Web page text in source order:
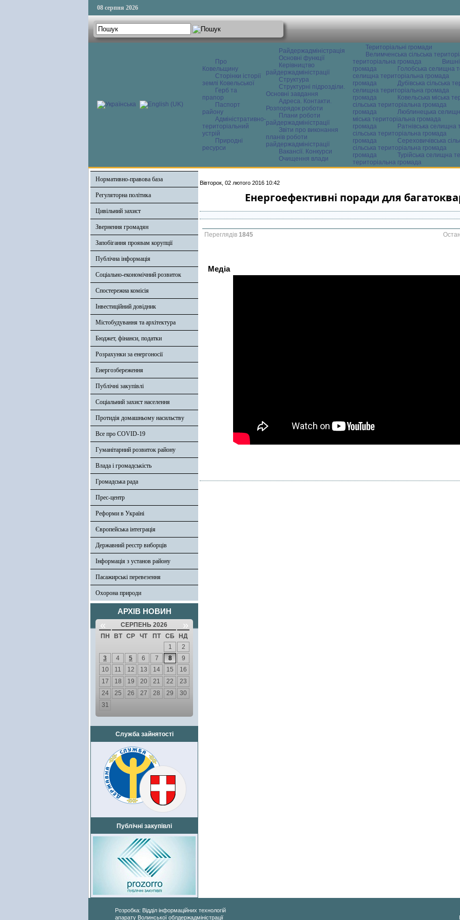
08 серпня 2026
Про
Ковельщину
Сторінки історії
землі Ковельської
Герб та
прапор
Паспорт
району
Адміністративно-
територіальний
устрій
Природні
ресурси
Райдержадміністрація
Основні функції
Керівництво
райдержадміністрації
Структура
Структурні підрозділи.
Основні завдання
Адреса. Контакти.
Розпорядок роботи
Плани роботи
райдержадміністрації
Звіти про виконання
планів роботи
райдержадміністрації
Вакансії. Конкурси
Очищення влади
Територіальні громади
Велимченська сільська
територіальна громада
громада
Голобська селищна
селищна територіальна громада
громада
Дубівська сільська
селищна територіальна громада
громада
Ковельська міська
сільська територіальна громада
громада
Люблинецька
міська територіальна громада
громада
Ратнівська селищна
сільська територіальна громада
громада
Сереховичівська
сільська територіальна громада
громада
Турійська селищна
територіальна громада
Нормативно-правова база
Регуляторна політика
Цивільний захист
Звернення громадян
Запобігання проявам корупції
Публічна інформація
Соціально-економічний розвиток
Спостережна комісія
Інвестиційний довідник
Містобудування та архітектура
Бюджет, фінанси, податки
Розрахунки за енергоносії
Енергозбереження
Публічні закупівлі
Соціальний захист населення
Протидія домашньому насильству
Все про COVID-19
Гуманітарний розвиток району
Влада і громадськість
Громадська рада
Прес-центр
Реформи в Україні
Європейська інтеграція
Державний реєстр виборців
Інформація з установ району
Пасажирські перевезення
Охорона природи
АРХІВ НОВИН
« СЕРПЕНЬ 2026 »
ПН ВТ СР ЧТ ПТ СБ
НД
1
2
3
4 5 6 7 8
9
10
11 12 13 14 15
16
17
18 19 20 21 22
23
24
25 26 27 28 29
30
31
Служба зайнятості
Публічні закупівлі
Вівторок, 02 лютого 2016 10:42
Енергоефективні поради для
Переглядів 1845
Медіа
Розробка: Відділ інформаційних технологій
апарату Волинської облдержадміністрації